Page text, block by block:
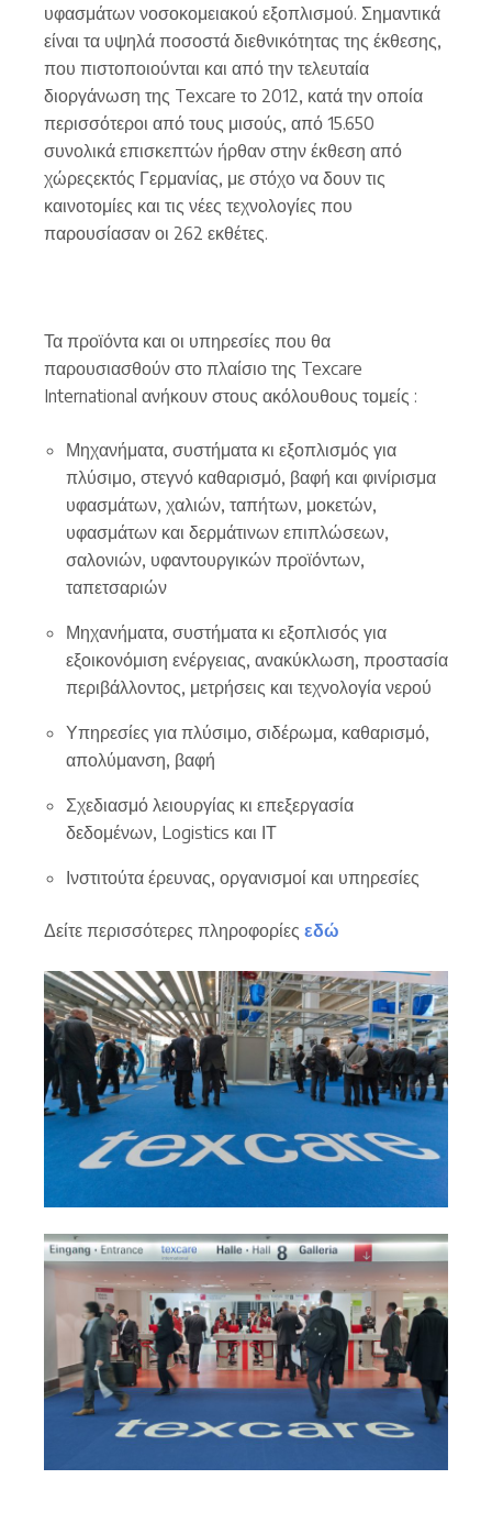
υφασμάτων νοσοκομειακού εξοπλισμού. Σημαντικά
είναι τα υψηλά ποσοστά διεθνικότητας της έκθεσης,
που πιστοποιούνται και από την τελευταία
διοργάνωση της Texcare το 2012, κατά την οποία
περισσότεροι από τους μισούς, από 15.650
συνολικά επισκεπτών ήρθαν στην έκθεση από
χώρεςεκτός Γερμανίας, με στόχο να δουν τις
καινοτομίες και τις νέες τεχνολογίες που
παρουσίασαν οι 262 εκθέτες.
Τα προϊόντα και οι υπηρεσίες που θα
παρουσιασθούν στο πλαίσιο της Texcare
International ανήκουν στους ακόλουθους τομείς :
Μηχανήματα, συστήματα κι εξοπλισμός για
πλύσιμο, στεγνό καθαρισμό, βαφή και φινίρισμα
υφασμάτων, χαλιών, ταπήτων, μοκετών,
υφασμάτων και δερμάτινων επιπλώσεων,
σαλονιών, υφαντουργικών προϊόντων,
ταπετσαριών
Μηχανήματα, συστήματα κι εξοπλισός για
εξοικονόμιση ενέργειας, ανακύκλωση, προστασία
περιβάλλοντος, μετρήσεις και τεχνολογία νερού
Υπηρεσίες για πλύσιμο, σιδέρωμα, καθαρισμό,
απολύμανση, βαφή
Σχεδιασμό λειουργίας κι επεξεργασία
δεδομένων, Logistics και ΙΤ
Ινστιτούτα έρευνας, οργανισμοί και υπηρεσίες
Δείτε περισσότερες πληροφορίες εδώ